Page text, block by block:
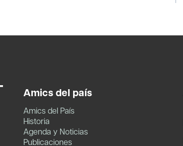
Amics del país
Amics del País
Historia
Agenda y Noticias
Publicaciones